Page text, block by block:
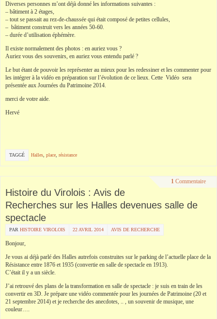
Diverses personnes m’ont déjà donné les informations suivantes :
– bâtiment à 2 étages,
– tout se passait au rez-de-chaussée qui était composé de petites cellules,
– bâtiment construit vers les années 50-60.
– durée d’utilisation éphémère.
Il existe normalement des photos : en auriez vous ?
Auriez vous des souvenirs, en auriez vous entendu parlé ?
Le but étant de pouvoir les représenter au mieux pour les redessiner et les commenter pour
les intégrer à la vidéo en préparation sur l’évolution de ce lieux. Cette Vidéo sera
présentée aux Journées du Patrimoine 2014.
merci de votre aide.
Hervé
TAGGÉ Halles, place, résistance
1 Commentaire
Histoire du Virolois : Avis de
Recherches sur les Halles devenues salle de
spectacle
PAR HISTOIRE VIROLOIS 22 AVRIL 2014 AVIS DE RECHERCHE
Bonjour,
Je vous ai déjà parlé des Halles autrefois construites sur le parking de l’actuelle place de la
Résistance entre 1876 et 1935 (convertie en salle de spectacle en 1913).
C’était il y a un siècle.
J’ai retrouvé des plans de la transformation en salle de spectacle : je suis en train de les
convertir en 3D. Je prépare une vidéo commentée pour les journées de Patrimoine (20 et
21 septembre 2014) et je recherche des anecdotes, .. , un souvenir de musique, une
couleur….